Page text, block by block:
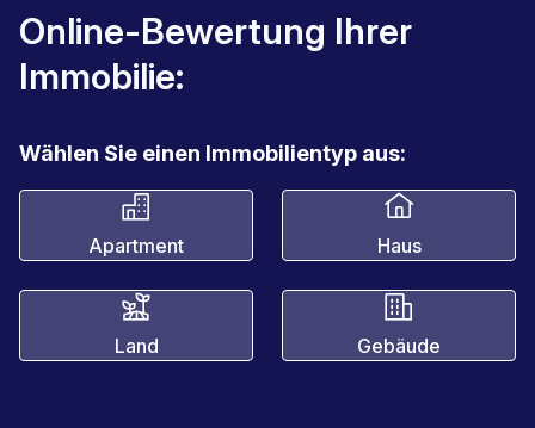
Online-Bewertung Ihrer
Immobilie:
Wählen Sie einen Immobilientyp aus:
Apartment Haus
Land Gebäude